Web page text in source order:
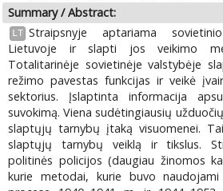
Summary / Abstract:
LT Straipsnyje aptariama
Lietuvoje ir slapti jos veikimo
Totalitarinėje sovietinėje valstybėje
režimo pavestas funkcijas ir veikė
sektorius. Įslaptinta informacija
suvokimą. Viena sudėtingiausių
slaptųjų tarnybų įtaką visuomenei.
slaptųjų tarnybų veiklą ir tikslus.
politinės policijos (daugiau žinomos
kurie metodai, kurie buvo naudojami